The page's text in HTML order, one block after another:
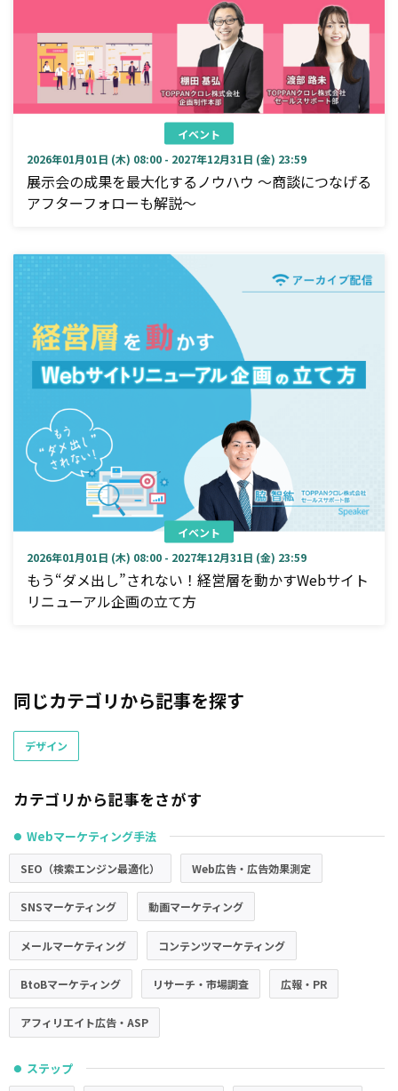
イベント
2026年01月01日 (木) 08:00 - 2027年12月31日 (金) 23:59
展示会の成果を最大化するノウハウ ～商談につなげる
アフターフォローも解説～
イベント
2026年01月01日 (木) 08:00 - 2027年12月31日 (金) 23:59
もう“ダメ出し”されない！経営層を動かすWebサイト
リニューアル企画の立て方
同じカテゴリから記事を探す
デザイン
カテゴリから記事をさがす
● Webマーケティング手法
SEO（検索エンジン最適化） Web広告・広告効果測定
SNSマーケティング 動画マーケティング
メールマーケティング コンテンツマーケティング
BtoBマーケティング リサーチ・市場調査 広報・PR
アフィリエイト広告・ASP
● ステップ